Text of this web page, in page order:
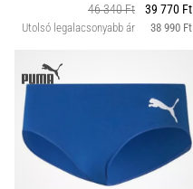
46 340 Ft
39 770 Ft
Utolsó legalacsonyabb ár 38 990 Ft